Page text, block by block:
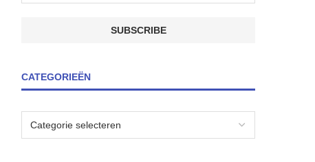
CATEGORIEËN